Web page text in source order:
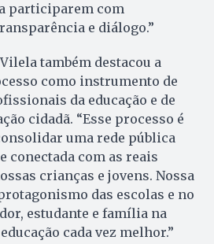
participarem com
e diálogo.”
também destacou a
como instrumento de
da educação e de
cidadã. “Esse processo é
uma rede pública
conectada com as reais
crianças e jovens. Nossa
das escolas e no
estudante e família na
cada vez melhor.”